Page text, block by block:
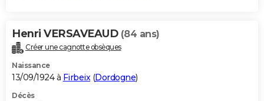
Henri VERSAVEAUD (84 ans)
Créer une cagnotte obsèques
Naissance
13/09/1924 à Firbeix(Dordogne)
Décès